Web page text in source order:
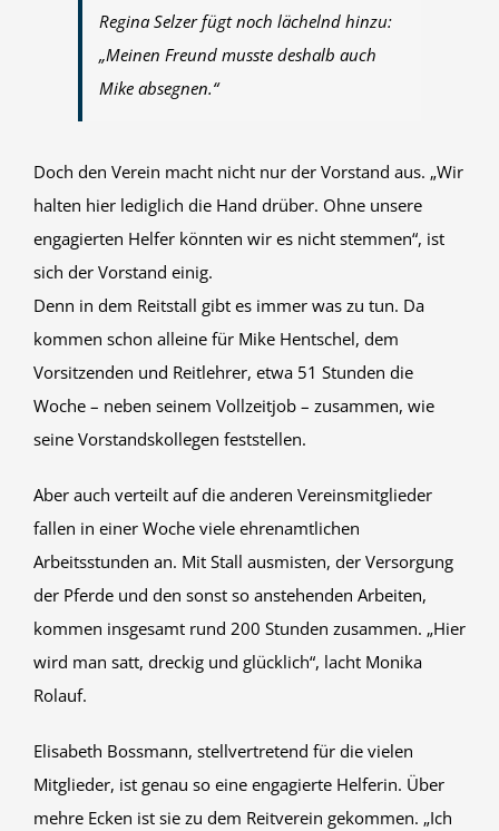
Regina Selzer fügt noch lächelnd hinzu:
„Meinen Freund musste deshalb auch
Mike absegnen.“
Doch den Verein macht nicht nur der Vorstand aus. „Wir
halten hier lediglich die Hand drüber. Ohne unsere
engagierten Helfer könnten wir es nicht stemmen“, ist
sich der Vorstand einig.
Denn in dem Reitstall gibt es immer was zu tun. Da
kommen schon alleine für Mike Hentschel, dem
Vorsitzenden und Reitlehrer, etwa 51 Stunden die
Woche – neben seinem Vollzeitjob – zusammen, wie
seine Vorstandskollegen feststellen.
Aber auch verteilt auf die anderen Vereinsmitglieder
fallen in einer Woche viele ehrenamtlichen
Arbeitsstunden an. Mit Stall ausmisten, der Versorgung
der Pferde und den sonst so anstehenden Arbeiten,
kommen insgesamt rund 200 Stunden zusammen. „Hier
wird man satt, dreckig und glücklich“, lacht Monika
Rolauf.
Elisabeth Bossmann, stellvertretend für die vielen
Mitglieder, ist genau so eine engagierte Helferin. Über
mehre Ecken ist sie zu dem Reitverein gekommen. „Ich